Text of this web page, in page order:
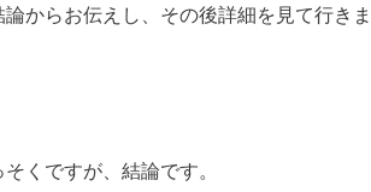
からお伝えし、その後詳細を見て行きま
くですが、結論です。